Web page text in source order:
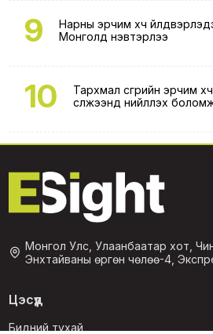
9
Нарны эрчим хүч
Монголд нэвтэрлээ
10
Тархмал үүсгүүрийн эрчим
сүлжээнд нийлүүлэх
Монгол Улс, Улаанбаатар хот,
Энхтайваны өргөн чөлөө-4,
Цэсүүд
Бидний тухай